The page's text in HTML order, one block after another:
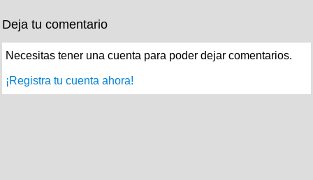
Deja tu comentario
Necesitas tener una cuenta para poder dejar comentarios.
¡Registra tu cuenta ahora!